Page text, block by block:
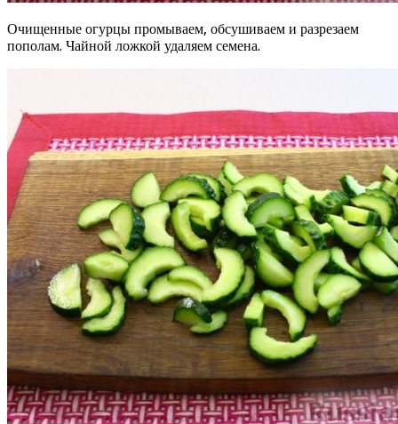
Очищенные огурцы промываем, обсушиваем и разрезаем
пополам. Чайной ложкой удаляем семена.